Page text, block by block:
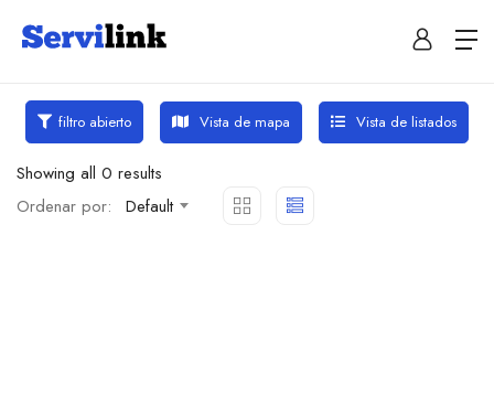
filtro abierto Vista de mapa Vista de listados
Showing all 0 results
Ordenar por:
Default